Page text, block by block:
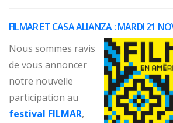
FILMAR ET CASA ALIANZA : MARDI 21
Nous sommes ravis
de vous annoncer
notre nouvelle
participation au
festival FILMAR,